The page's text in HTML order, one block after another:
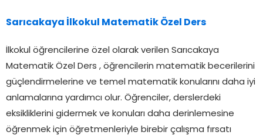
Sarıcakaya İlkokul Matematik Özel Ders
İlkokul öğrencilerine özel olarak verilen Sarıcakaya
Matematik Özel Ders , öğrencilerin matematik becerilerini
güçlendirmelerine ve temel matematik konularını daha iyi
anlamalarına yardımcı olur. Öğrenciler, derslerdeki
eksikliklerini gidermek ve konuları daha derinlemesine
öğrenmek için öğretmenleriyle birebir çalışma fırsatı